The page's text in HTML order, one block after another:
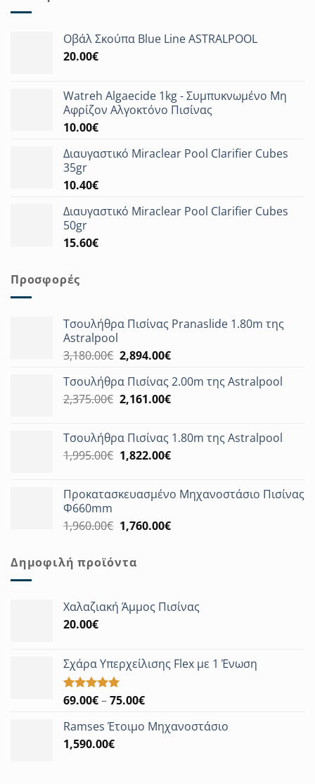
Οβάλ Σκούπα Blue Line ASTRALPOOL
20.00€
Watreh Algaecide 1kg - Συμπυκνωμένο Μη
Αφρίζον Αλγοκτόνο Πισίνας
10.00€
Διαυγαστικό Miraclear Pool Clarifier Cubes
35gr
10.40€
Διαυγαστικό Miraclear Pool Clarifier Cubes
50gr
15.60€
Προσφορές
Τσουλήθρα Πισίνας Pranaslide 1.80m της
Astralpool
3,180.00€ Original
was:
3,180.00€.
2,894.00€Η
τιμή
είναι:
Τσουλήθρα Πισίνας 2.00m της Astralpool
2,375.00€ Original
2,375.00€.
2,161.00€Η
είναι:
2,161.00€.
Τσουλήθρα Πισίνας 1.80m της Astralpool
1,995.00€ Original
1,995.00€.
1,822.00€Η
είναι:
Προκατασκευασμένο Μηχανοστάσιο Πισίνας
Φ660mm
1,960.00€ Original
1,960.00€.
1,760.00€Η
Δημοφιλή προϊόντα
Χαλαζιακή Άμμος Πισίνας
20.00€
Σχάρα Υπερχείλισης Flex με 1 Ένωση
Βαθμολογήθηκε
από 5
69.00€–75.00€Price
69.00€
Ramses Έτοιμο Μηχανοστάσιο
1,590.00€